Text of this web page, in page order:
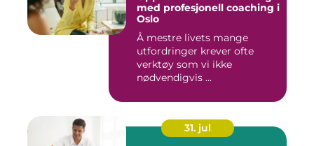
med profesjonell coaching i
Oslo
Å mestre livets mange
utfordringer krever ofte
verktøy som vi ikke
nødvendigvis ...
31. jul